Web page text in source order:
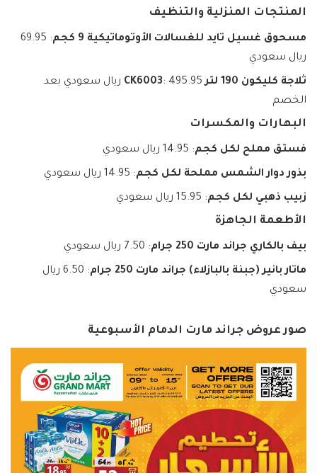
المنتجات المنزلية والتنظيف
مسحوق غسيل تايد للغسالات الأوتوماتيكية 9 كجم
: 69.95
ريال سعودي
ثلاجة كليكون 190 لتر CK6003
: 495.95 ريال سعودي بعد
الخصم
البهارات والمكسرات
فستق مملح لكل كجم: 14.95 ريال سعودي
بذور دوار الشمس مملحة لكل كجم: 14.95 ريال سعودي
زبيب ذهبي لكل كجم: 15.95 ريال سعودي
الأطعمة الجاهزة
بيف بالكاري جراند مارت 250 جرام : 7.50 ريال سعودي
ماتار بانير (جبنة بالبازلاء) جراند مارت 250 جرام
: 6.50 ريال
سعودي
صور عروض جراند مارت الدمام الأسبوعية